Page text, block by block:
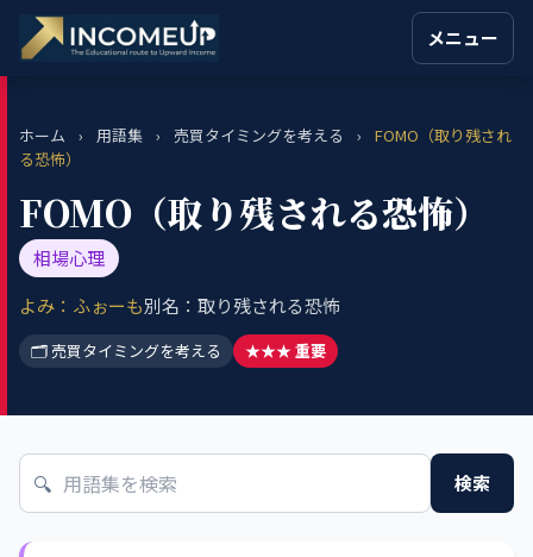
メニュー
ホーム › 用語集 › 売買タイミングを考える ›
FOMO（取り残され
る恐怖）
FOMO（取り残される恐怖）
相場心理
よみ：ふぉーも別名：取り残される恐怖
🗂 売買タイミングを考える ★★★ 重要
🔍 検索